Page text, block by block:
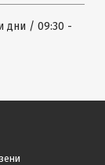
дни / 09:30 -